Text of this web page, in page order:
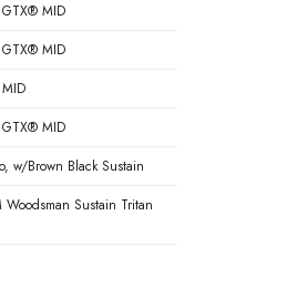
GTX® MID
GTX® MID
GTX® MID
w/Brown Black Sustain
Sustain Tritan